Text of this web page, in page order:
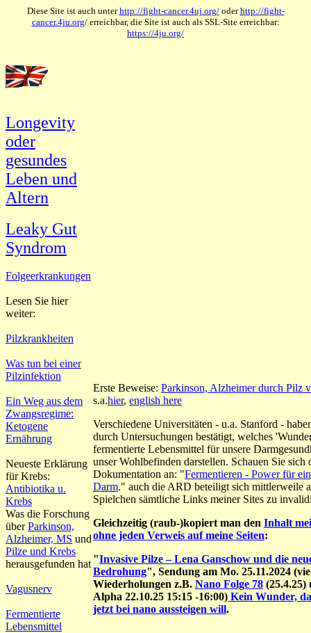
Diese Site ist auch unterhttp://fight-cancer.4uj.org/oderhttp://fight-
cancer.4ju.org/ erreichbar, die Site ist auch als SSL-Site erreichbar:
https://4ju.org/
Longevity
oder
gesundes
Leben und
Altern
Leaky Gut
Syndrom
Folgeerkrankungen
Lesen Sie hier
weiter:
Pilzkrankheiten
Was tun bei einer
Pilzinfektion
Ein Weg aus dem
Zwangsregime:
Ketogene
Ernährung
Neueste Erklärung
für Krebs:
Antibiotika u.
Krebs
Was die Forschung
überParkinson,
Alzheimer, MS und
Pilze und Krebs
herausgefunden hat
Vagusnerv
Fermentierte
Lebensmittel
Erste Beweise: Parkinson, Alzheimer durch Pilz
s.a.hier, english here
Verschiedene Universitäten - u.a. Stanford -
durch Untersuchungen bestätigt, welches
fermentierte Lebensmittel für unsere
unser Wohlbefinden darstellen. Schauen Sie sich
Dokumentation an: "Fermentieren - Power für
Darm." auch die ARD beteiligt sich mittlerweile
Spielchen sämtliche Links meiner Sites zu
Gleichzeitig (raub-)kopiert man den Inhalt
ohne jeden Verweis auf meine Seiten:
"Invasive Pilze – Lena Ganschow und die
Bedrohung", Sendung am Mo. 25.11.2024
Wiederholungen z.B. Nano Folge 78
Alpha 22.10.25 15:15 -16:00) Kein Wunder,
jetzt bei nano aussteigen will.